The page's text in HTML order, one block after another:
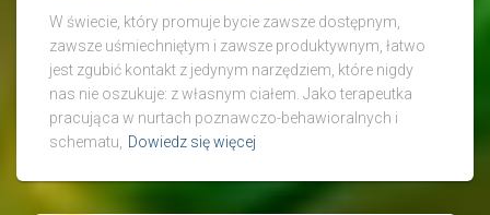
W świecie, który promuje bycie zawsze dostępnym,
zawsze uśmiechniętym i zawsze produktywnym, łatwo
jest zgubić kontakt z jedynym narzędziem, które nigdy
nas nie oszukuje: z własnym ciałem. Jako terapeutka
pracująca w nurtach poznawczo-behawioralnych i
schematu,
Dowiedz się więcej